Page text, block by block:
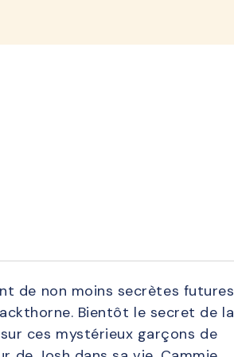
de non moins secrètes futures
Bientôt le secret de la
ces mystérieux garçons de